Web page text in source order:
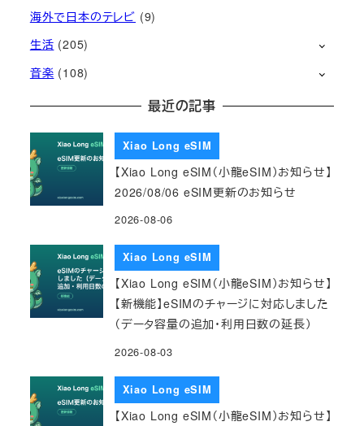
海外で日本のテレビ (9)
生活 (205)
音楽 (108)
最近の記事
Xiao Long eSIM
【Xiao Long eSIM（小龍eSIM）お知らせ】
2026/08/06 eSIM更新のお知らせ
2026-08-06
Xiao Long eSIM
【Xiao Long eSIM（小龍eSIM）お知らせ】
【新機能】eSIMのチャージに対応しました
（データ容量の追加・利用日数の延長）
2026-08-03
Xiao Long eSIM
【Xiao Long eSIM（小龍eSIM）お知らせ】